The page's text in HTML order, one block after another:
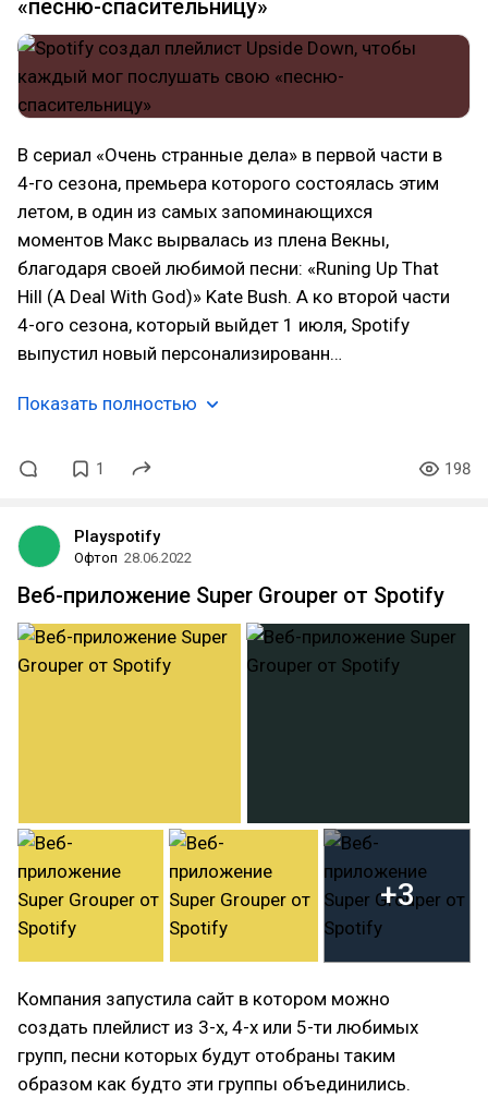
«песню-спасительницу»
В сериал «Очень странные дела» в первой части в
4-го сезона, премьера которого состоялась этим
летом, в один из самых запоминающихся
моментов Макс вырвалась из плена Векны,
благодаря своей любимой песни: «Runing Up That
Hill (A Deal With God)» Kate Bush. А ко второй части
4-ого сезона, который выйдет 1 июля, Spotify
выпустил новый персонализированн…
Показать полностью
1 198
Playspotify
Офтоп 28.06.2022
Веб-приложение Super Grouper от Spotify
+3
Компания запустила сайт в котором можно
создать плейлист из 3-х, 4-х или 5-ти любимых
групп, песни которых будут отобраны таким
образом как будто эти группы объединились.